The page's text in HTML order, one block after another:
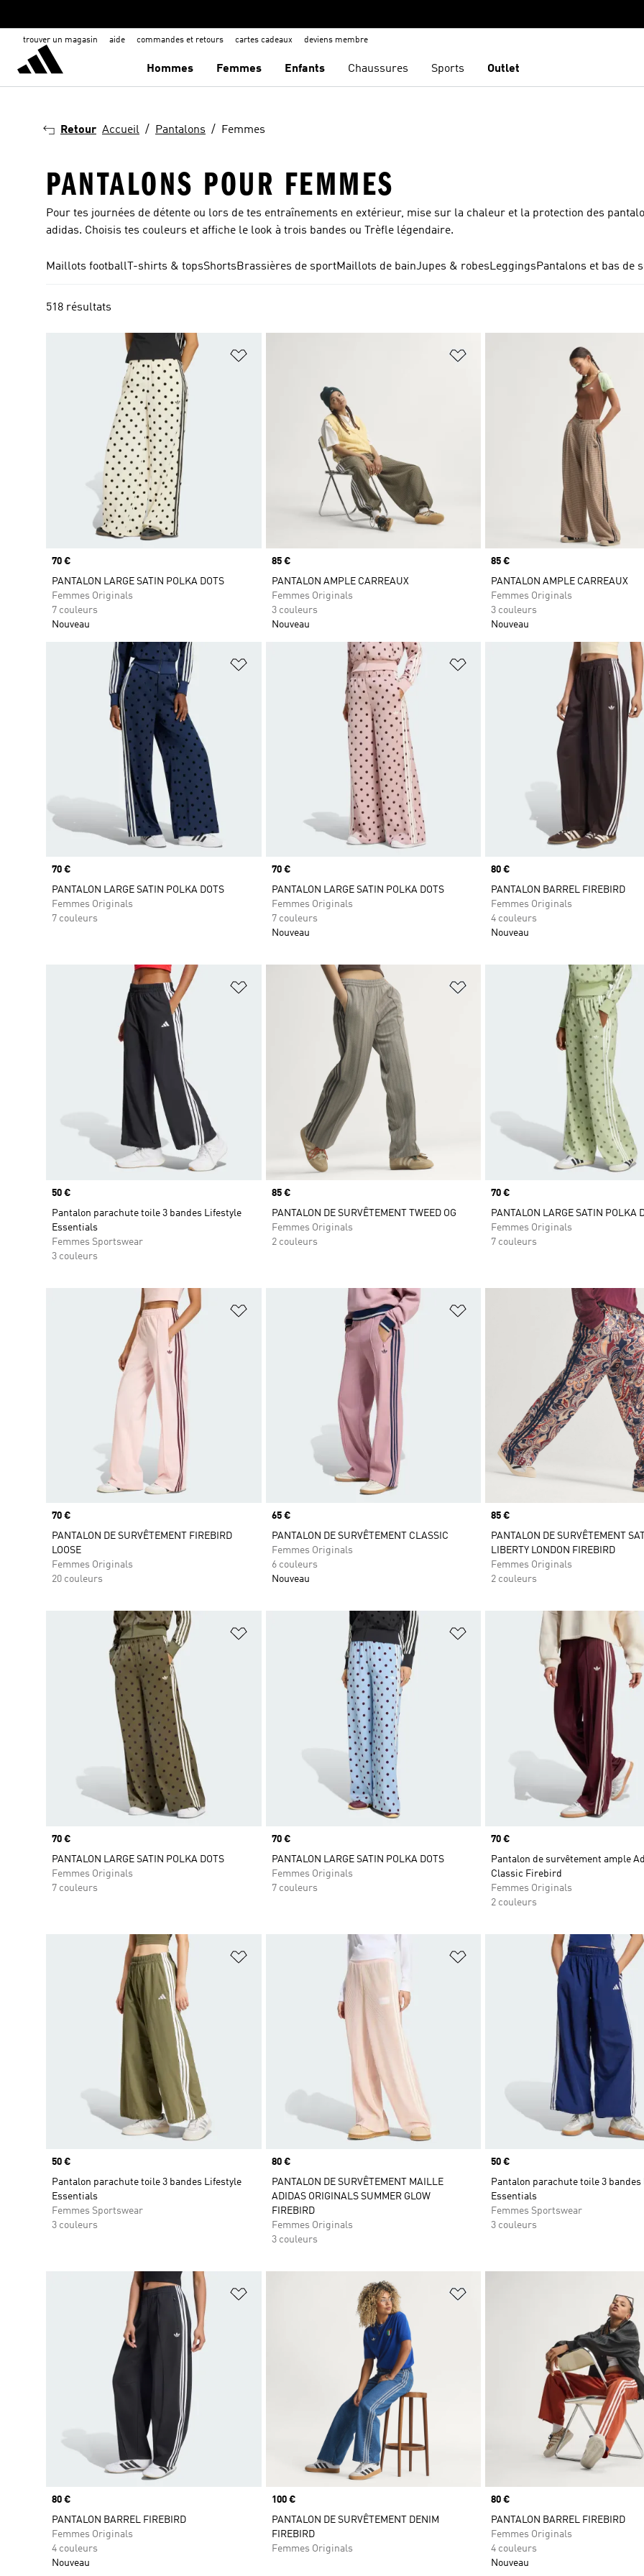
trouver un magasin aide commandes et retours cartes cadeaux deviens membre
Hommes Femmes Enfants Chaussures Sports Outlet
Retour Accueil Pantalons Femmes
PANTALONS POUR FEMMES
Pour tes journées de détente ou lors de tes entraînements en extérieur, mise sur la chaleur et la protection des
adidas. Choisis tes couleurs et affiche le look à trois bandes ou Trèfle légendaire.
Maillots football T-shirts & topsShortsBrassières de sportMaillots de bainJupes & robesLeggingsPantalons et bas de
518 résultats
Prix
70 €
PANTALON LARGE SATIN POLKA DOTS
Femmes Originals
7 couleurs
Nouveau
Ajouter à la Liste de produits
Prix
85 €
PANTALON AMPLE CARREAUX
Femmes Originals
3 couleurs
Nouveau
Prix
85 €
PANTALON AMPLE CARREAUX
Femmes Originals
3 couleurs
Nouveau
Ajouter à la Liste de produits favoris
Prix
70 €
PANTALON LARGE SATIN POLKA DOTS
Femmes Originals
7 couleurs
Ajouter à la Liste de produits
Prix
70 €
PANTALON LARGE SATIN POLKA DOTS
Femmes Originals
7 couleurs
Nouveau
Prix
80 €
PANTALON BARREL FIREBIRD
Femmes Originals
4 couleurs
Nouveau
Ajouter à la Liste de produits favoris
Prix
50 €
Pantalon parachute toile 3 bandes Lifestyle
Essentials
Femmes Sportswear
3 couleurs
Ajouter à la Liste de produits
Prix
85 €
PANTALON DE SURVÊTEMENT TWEED OG
Femmes Originals
2 couleurs
Prix
70 €
PANTALON LARGE SATIN POLKA
Femmes Originals
7 couleurs
Ajouter à la Liste de produits favoris
Prix
70 €
PANTALON DE SURVÊTEMENT FIREBIRD
LOOSE
Femmes Originals
20 couleurs
Ajouter à la Liste de produits
Prix
65 €
PANTALON DE SURVÊTEMENT CLASSIC
Femmes Originals
6 couleurs
Nouveau
Prix
85 €
PANTALON DE SURVÊTEMENT
LIBERTY LONDON FIREBIRD
Femmes Originals
2 couleurs
Ajouter à la Liste de produits favoris
Prix
70 €
PANTALON LARGE SATIN POLKA DOTS
Femmes Originals
7 couleurs
Ajouter à la Liste de produits
Prix
70 €
PANTALON LARGE SATIN POLKA DOTS
Femmes Originals
7 couleurs
Prix
70 €
Pantalon de survêtement ample
Classic Firebird
Femmes Originals
2 couleurs
Ajouter à la Liste de produits favoris
Prix
50 €
Pantalon parachute toile 3 bandes Lifestyle
Essentials
Femmes Sportswear
3 couleurs
Ajouter à la Liste de produits
Prix
80 €
PANTALON DE SURVÊTEMENT MAILLE
ADIDAS ORIGINALS SUMMER GLOW
FIREBIRD
Femmes Originals
3 couleurs
Prix
50 €
Pantalon parachute toile 3
Essentials
Femmes Sportswear
3 couleurs
Ajouter à la Liste de produits favoris
Prix
80 €
PANTALON BARREL FIREBIRD
Femmes Originals
4 couleurs
Nouveau
Prix
100 €
PANTALON DE SURVÊTEMENT DENIM
FIREBIRD
Femmes Originals
Prix
80 €
PANTALON BARREL FIREBIRD
Femmes Originals
4 couleurs
Nouveau